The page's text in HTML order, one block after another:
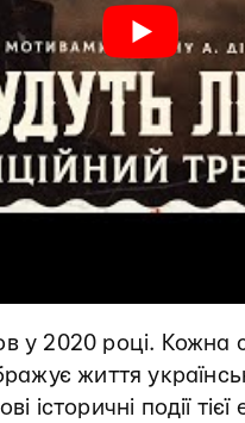
у 2020 році. Кожна
життя
історичні події